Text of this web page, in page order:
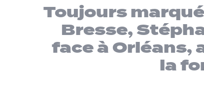
Toujours
Bresse,
face à Orléans,
la